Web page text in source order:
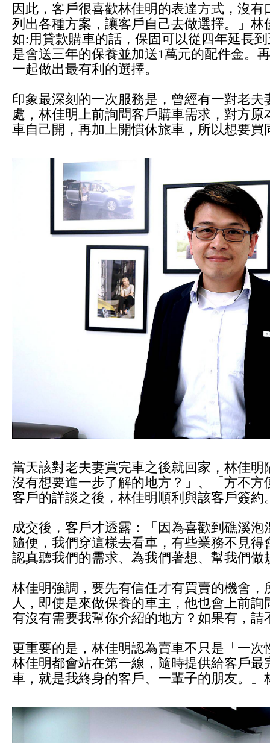
因此，客戶很喜歡林佳明的表達方式，沒
列出各種方案，讓客戶自己去做選擇。」
如:用貸款購車的話，保固可以從四年延長
是會送三年的保養並加送1萬元的配件金。
一起做出最有利的選擇。
印象最深刻的一次服務是，曾經有一對老
處，林佳明上前詢問客戶購車需求，對方
車自己開，再加上開慣休旅車，所以想要買
當天該對老夫妻賞完車之後就回家，林佳
沒有想要進一步了解的地方？」、「方不
客戶的詳談之後，林佳明順利與該客戶簽約
成交後，客戶才透露：「因為喜歡到礁溪
隨便，我們穿這樣去看車，有些業務不見
認真聽我們的需求、為我們著想、幫我們
林佳明強調，要先有信任才有買賣的機會
人，即使是來做保養的車主，他也會上前
有沒有需要我幫你介紹的地方？如果有，
更重要的是，林佳明認為賣車不只是「一
林佳明都會站在第一線，隨時提供給客戶
車，就是我終身的客戶、一輩子的朋友。」